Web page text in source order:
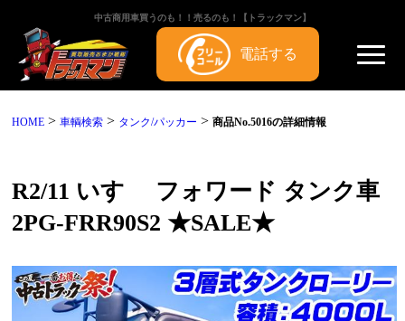
中古商用車買うのも！！売るのも！【トラックマン】
電話する
HOME >車輌検索 > タンク/パッカー >商品No.5016の詳細情報
R2/11 いすゞ フォワード タンク車
2PG-FRR90S2 ★SALE★